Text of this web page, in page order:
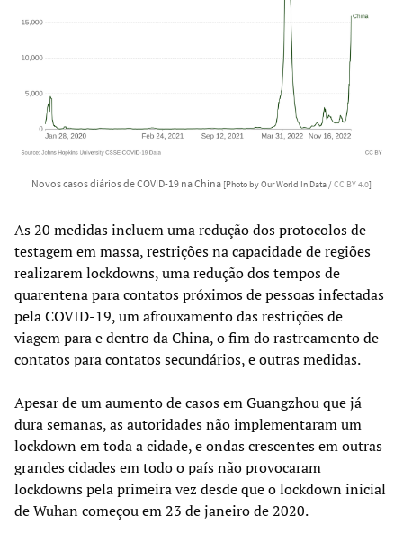
Novos casos diários de COVID-19 na China [Photo by Our World In Data /CC BY 4.0]
As 20 medidas incluem uma redução dos protocolos de
testagem em massa, restrições na capacidade de regiões
realizarem lockdowns, uma redução dos tempos de
quarentena para contatos próximos de pessoas infectadas
pela COVID-19, um afrouxamento das restrições de
viagem para e dentro da China, o fim do rastreamento de
contatos para contatos secundários, e outras medidas.
Apesar de um aumento de casos em Guangzhou que já
dura semanas, as autoridades não implementaram um
lockdown em toda a cidade, e ondas crescentes em outras
grandes cidades em todo o país não provocaram
lockdowns pela primeira vez desde que o lockdown inicial
de Wuhan começou em 23 de janeiro de 2020.